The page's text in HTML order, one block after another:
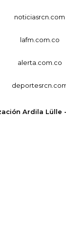
noticiasrcn.com
lafm.com.co
alerta.com.co
Ardila Lülle